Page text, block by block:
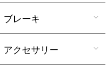
ブレーキ
アクセサリー